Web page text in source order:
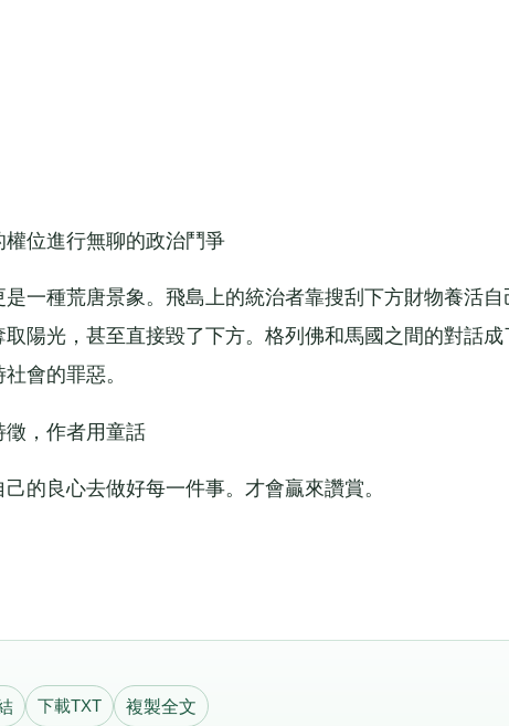
位進行無聊的政治鬥爭
種荒唐景象。飛島上的統治者靠搜刮下方財物養活自
陽光，甚至直接毀了下方。格列佛和馬國之間的對話成
會的罪惡。
，作者用童話
良心去做好每一件事。才會贏來讚賞。
下載TXT 複製全文